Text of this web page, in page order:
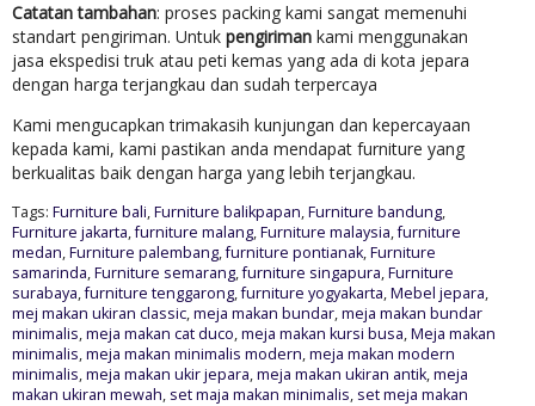
Catatan tambahan: proses packing kami sangat memenuhi
standart pengiriman. Untuk pengiriman kami menggunakan
jasa ekspedisi truk atau peti kemas yang ada di kota jepara
dengan harga terjangkau dan sudah terpercaya
Kami mengucapkan trimakasih kunjungan dan kepercayaan
kepada kami, kami pastikan anda mendapat furniture yang
berkualitas baik dengan harga yang lebih terjangkau.
Tags: Furniture bali,Furniture balikpapan,Furniture bandung,
Furniture jakarta,furniture malang,Furniture malaysia,furniture
medan,Furniture palembang,furniture pontianak,Furniture
samarinda,Furniture semarang,furniture singapura,Furniture
surabaya,furniture tenggarong,furniture yogyakarta,Mebel jepara,
mej makan ukiran classic,meja makan bundar,meja makan bundar
minimalis,meja makan cat duco,meja makan kursi busa,Meja makan
minimalis,meja makan minimalis modern,meja makan modern
minimalis,meja makan ukir jepara,meja makan ukiran antik,meja
makan ukiran mewah, set maja makan minimalis, set meja makan